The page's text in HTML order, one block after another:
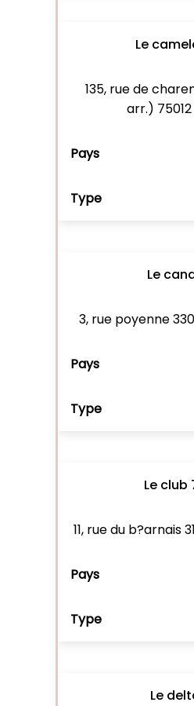
Le
135, rue de
arr.)
Le
3, rue poyenne
Le club
11, rue du b?arnais
Le